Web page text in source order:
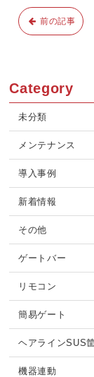
前の記事
Category
未分類
メンテナンス
導入事例
新着情報
その他
ゲートバー
リモコン
簡易ゲート
ヘアラインSUS
機器連動